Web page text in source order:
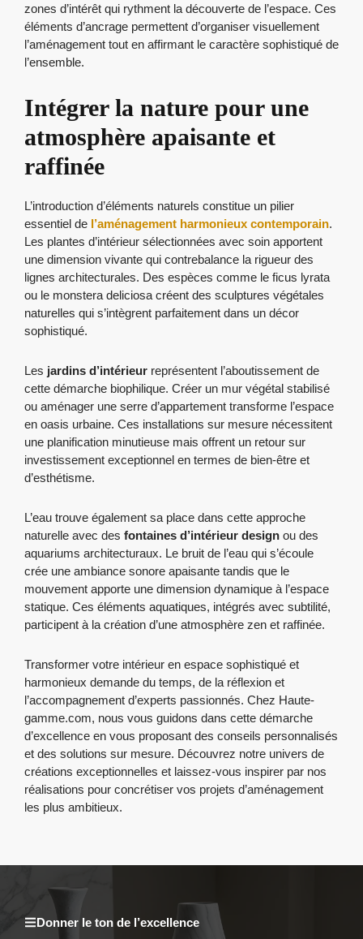
zones d’intérêt qui rythment la découverte de l’espace. Ces
éléments d’ancrage permettent d’organiser visuellement
l’aménagement tout en affirmant le caractère sophistiqué de
l’ensemble.
Intégrer la nature pour une
atmosphère apaisante et
raffinée
L’introduction d’éléments naturels constitue un pilier
essentiel de l’aménagement harmonieux contemporain.
Les plantes d’intérieur sélectionnées avec soin apportent
une dimension vivante qui contrebalance la rigueur des
lignes architecturales. Des espèces comme le ficus lyrata
ou le monstera deliciosa créent des sculptures végétales
naturelles qui s’intègrent parfaitement dans un décor
sophistiqué.
Les jardins d’intérieur représentent l’aboutissement de
cette démarche biophilique. Créer un mur végétal stabilisé
ou aménager une serre d’appartement transforme l’espace
en oasis urbaine. Ces installations sur mesure nécessitent
une planification minutieuse mais offrent un retour sur
investissement exceptionnel en termes de bien-être et
d’esthétisme.
L’eau trouve également sa place dans cette approche
naturelle avec des fontaines d’intérieur design ou des
aquariums architecturaux. Le bruit de l’eau qui s’écoule
crée une ambiance sonore apaisante tandis que le
mouvement apporte une dimension dynamique à l’espace
statique. Ces éléments aquatiques, intégrés avec subtilité,
participent à la création d’une atmosphère zen et raffinée.
Transformer votre intérieur en espace sophistiqué et
harmonieux demande du temps, de la réflexion et
l’accompagnement d’experts passionnés. Chez Haute-
gamme.com, nous vous guidons dans cette démarche
d’excellence en vous proposant des conseils personnalisés
et des solutions sur mesure. Découvrez notre univers de
créations exceptionnelles et laissez-vous inspirer par nos
réalisations pour concrétiser vos projets d’aménagement
les plus ambitieux.
Donner le ton de l’excellence